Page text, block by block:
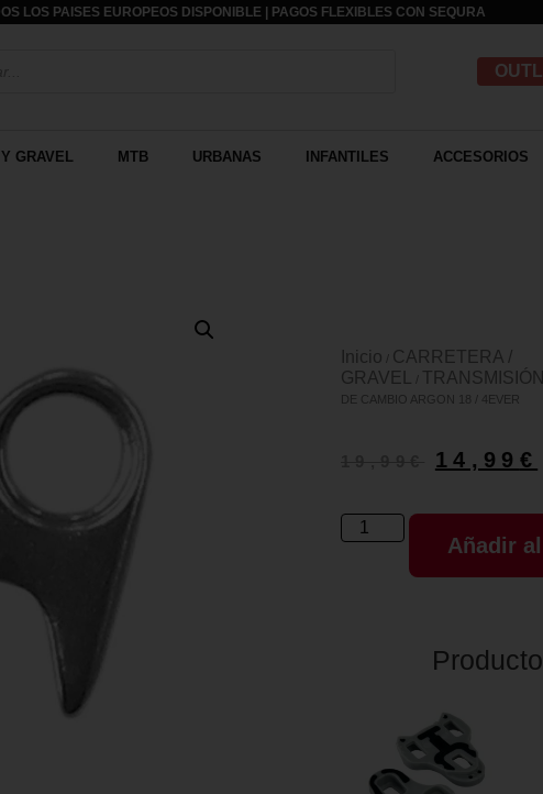
LOS PAISES EUROPEOS DISPONIBLE | PAGOS FLEXIBLES CON SEQURA
GRAVEL MTB URBANAS INFANTILES ACCESORIOS
Inicio
CARRETERA /
GRAVEL
TRANSMISIÓN
DE CAMBIO ARGON 18 / 4EVER
14,99 €
Añadir